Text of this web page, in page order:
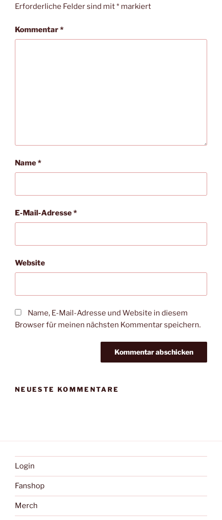
Erforderliche Felder sind mit* markiert
Kommentar*
Name*
E-Mail-Adresse*
Website
Name, E-Mail-Adresse und Website in diesem
Browser für meinen nächsten Kommentar speichern.
NEUESTE KOMMENTARE
Login
Fanshop
Merch